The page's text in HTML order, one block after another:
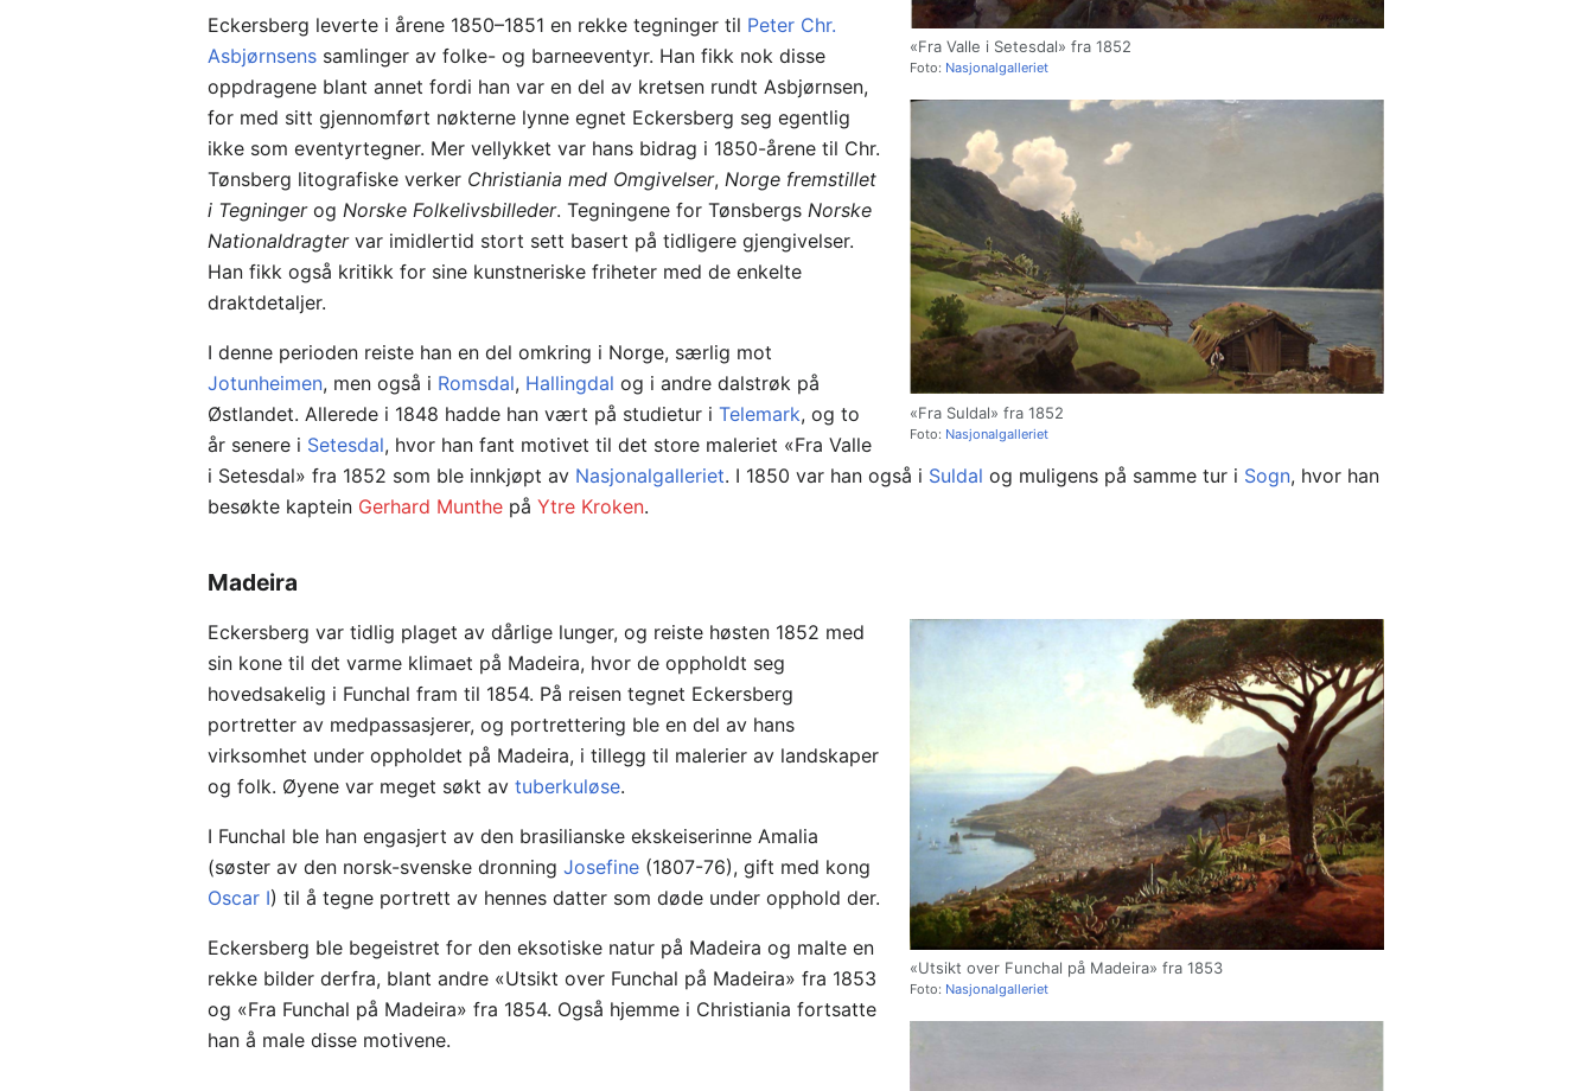
«Fra Valle i Setesdal» fra 1852
Foto: Nasjonalgalleriet
«Fra Suldal» fra 1852
Foto: Nasjonalgalleriet
Eckersberg leverte i årene 1850–1851 en rekke tegninger til Peter Chr.
Asbjørnsens samlinger av folke- og barneeventyr. Han fikk nok disse
oppdragene blant annet fordi han var en del av kretsen rundt Asbjørnsen,
for med sitt gjennomført nøkterne lynne egnet Eckersberg seg egentlig
ikke som eventyrtegner. Mer vellykket var hans bidrag i 1850-årene til Chr.
Tønsberg litografiske verker Christiania med Omgivelser,Norge fremstillet
i TegningerogNorske Folkelivsbilleder. Tegningene for Tønsbergs Norske
Nationaldragtervar imidlertid stort sett basert på tidligere gjengivelser.
Han fikk også kritikk for sine kunstneriske friheter med de enkelte
draktdetaljer.
I denne perioden reiste han en del omkring i Norge, særlig mot
Jotunheimen, men også i Romsdal, Hallingdal og i andre dalstrøk på
Østlandet. Allerede i 1848 hadde han vært på studietur iTelemark, og to
år senere i Setesdal, hvor han fant motivet til det store maleriet «Fra Valle
i Setesdal» fra 1852 som ble innkjøpt av Nasjonalgalleriet. I 1850 var han også i Suldal og muligens på samme tur i Sogn, hvor han
besøkte kaptein Gerhard Munthe påYtre Kroken.
Madeira
«Utsikt over Funchal på Madeira» fra 1853
Foto: Nasjonalgalleriet
Eckersberg var tidlig plaget av dårlige lunger, og reiste høsten 1852 med
sin kone til det varme klimaet på Madeira, hvor de oppholdt seg
hovedsakelig i Funchal fram til 1854. På reisen tegnet Eckersberg
portretter av medpassasjerer, og portrettering ble en del av hans
virksomhet under oppholdet på Madeira, i tillegg til malerier av landskaper
og folk. Øyene var meget søkt avtuberkuløse.
I Funchal ble han engasjert av den brasilianske ekskeiserinne Amalia
(søster av den norsk-svenske dronningJosefine (1807-76), gift med kong
Oscar I) til å tegne portrett av hennes datter som døde under opphold der.
Eckersberg ble begeistret for den eksotiske natur på Madeira og malte en
rekke bilder derfra, blant andre «Utsikt over Funchal på Madeira» fra 1853
og «Fra Funchal på Madeira» fra 1854. Også hjemme i Christiania fortsatte
han å male disse motivene.